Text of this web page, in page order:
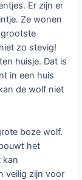
Er zijn er
Ze wonen
grootste
zo stevig!
huisje. Dat is
in een huis
de wolf niet
boze wolf.
het
kan
veilig zijn voor